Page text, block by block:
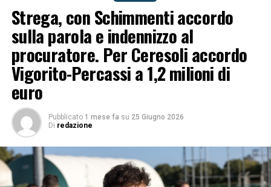
Strega, con Schimmenti accordo
sulla parola e indennizzo al
procuratore. Per Ceresoli accordo
Vigorito-Percassi a 1,2 milioni di
euro
Pubblicato 1 mese fa su 25 Giugno 2026
Di redazione